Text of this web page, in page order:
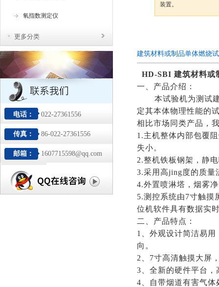
氧指数测定仪
更多分类
电话： 022-27361556
传真： 86-022-27361556
邮箱： 1607715598@qq.com
装置。
建筑材料或制品单体燃烧
HD-SBI 建筑材料或
一、产品介绍：
本试验机为测试
定其本体物理性能的
相比市场同类产品，
1.主机整体内部包覆
失小。
2.整机铁板钢架，静
3.采用高jing度的质量
4.外置喷淋塔，烟雾
5.测控系统由7寸触摸
位机软件具有数据实
二、产品特点：
1、外观设计简洁易
向。
2、7寸高清触摸大屏
3、全新的硬件平台
4、自带烟道有害气